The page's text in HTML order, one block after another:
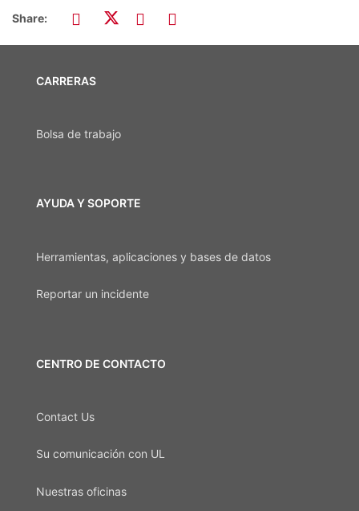
Share:
CARRERAS
Bolsa de trabajo
AYUDA Y SOPORTE
Herramientas, aplicaciones y bases de datos
Reportar un incidente
CENTRO DE CONTACTO
Contact Us
Su comunicación con UL
Nuestras oficinas